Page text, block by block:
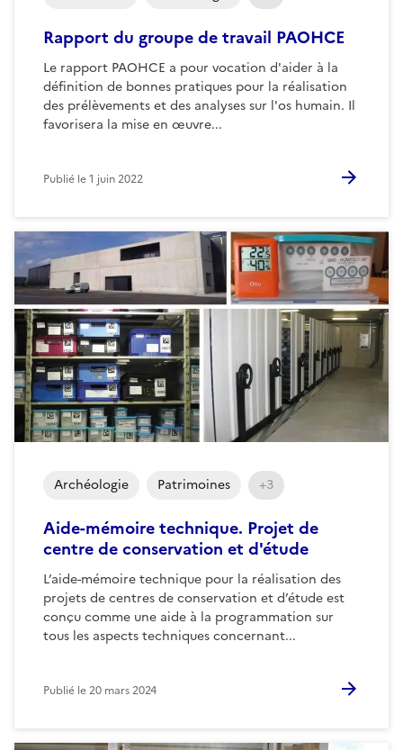
Rapport du groupe de travail PAOHCE
Le rapport PAOHCE a pour vocation d'aider à la
définition de bonnes pratiques pour la réalisation
des prélèvements et des analyses sur l'os humain. Il
favorisera la mise en œuvre...
Publié le1 juin 2022
Aide-mémoire technique. Projet de
centre de conservation et d'étude
L’aide-mémoire technique pour la réalisation des
projets de centres de conservation et d’étude est
conçu comme une aide à la programmation sur
tous les aspects techniques concernant...
Archéologie Patrimoines +3
Publié le20 mars 2024